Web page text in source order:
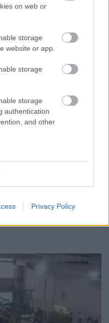
on web or
storage
website or app.
storage
storage
authentication
and other
Privacy Policy